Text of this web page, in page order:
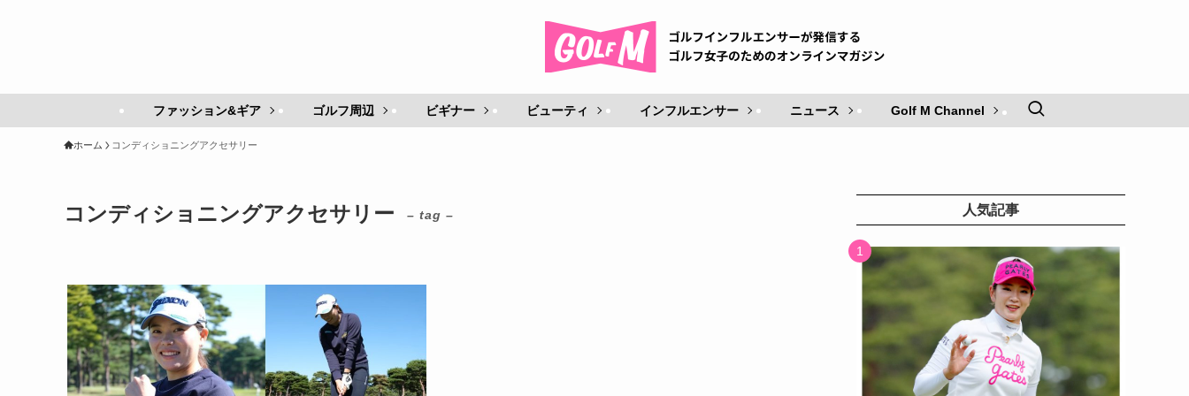
ファッション&ギア ゴルフ周辺 ビギナー ビューティ インフルエンサー ニュース Golf M Channel
ホーム コンディショニングアクセサリー
コンディショニングアクセサリー – tag – 人気記事